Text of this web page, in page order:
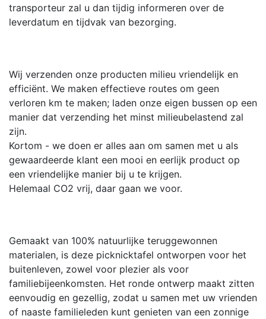
transporteur zal u dan tijdig informeren over de
leverdatum en tijdvak van bezorging.
Wij verzenden onze producten milieu vriendelijk en
efficiënt. We maken effectieve routes om geen
verloren km te maken; laden onze eigen bussen op een
manier dat verzending het minst milieubelastend zal
zijn.
Kortom - we doen er alles aan om samen met u als
gewaardeerde klant een mooi en eerlijk product op
een vriendelijke manier bij u te krijgen.
Helemaal CO2 vrij, daar gaan we voor.
Gemaakt van 100% natuurlijke teruggewonnen
materialen, is deze picknicktafel ontworpen voor het
buitenleven, zowel voor plezier als voor
familiebijeenkomsten. Het ronde ontwerp maakt zitten
eenvoudig en gezellig, zodat u samen met uw vrienden
of naaste familieleden kunt genieten van een zonnige